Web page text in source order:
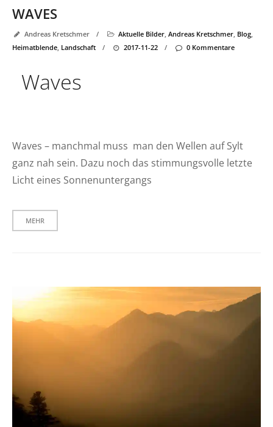
WAVES
Andreas Kretschmer / Aktuelle Bilder, Andreas Kretschmer, Blog,
Heimatblende, Landschaft / 2017-11-22 / 0 Kommentare
Waves
Waves – manchmal muss man den Wellen auf Sylt
ganz nah sein. Dazu noch das stimmungsvolle letzte
Licht eines Sonnenuntergangs
MEHR